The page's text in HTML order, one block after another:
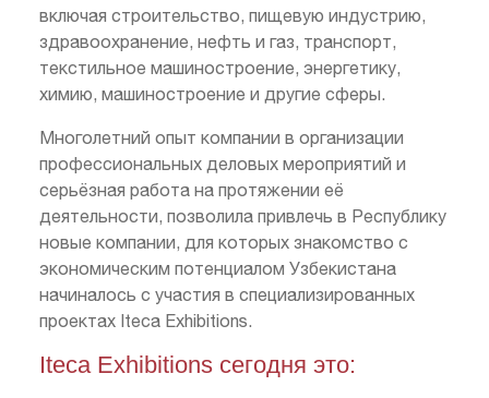
включая строительство, пищевую индустрию,
здравоохранение, нефть и газ, транспорт,
текстильное машиностроение, энергетику,
химию, машиностроение и другие сферы.
Многолетний опыт компании в организации
профессиональных деловых мероприятий и
серьёзная работа на протяжении её
деятельности, позволила привлечь в Республику
новые компании, для которых знакомство с
экономическим потенциалом Узбекистана
начиналось с участия в специализированных
проектах Iteca Exhibitions.
Iteca Exhibitions сегодня это: